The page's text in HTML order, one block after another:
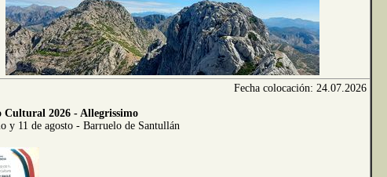
Fecha colocación: 24.07.2026
Cultural 2026 - Allegrissimo
y 11 de agosto - Barruelo de Santullán